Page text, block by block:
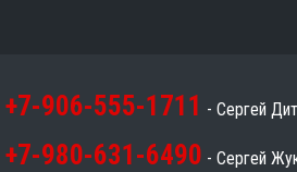
+7-906-555-1711 - Сергей
+7-980-631-6490 - Сергей